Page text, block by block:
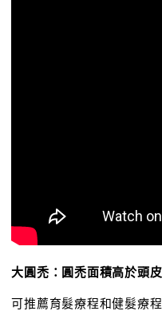
大圓禿：圓禿面積高於頭
可推薦育髮療程和健髮療